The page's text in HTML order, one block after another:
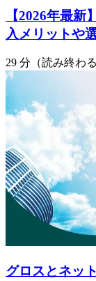
【2026年最
入メリットや
29 分（読み終わる
グロスとネッ